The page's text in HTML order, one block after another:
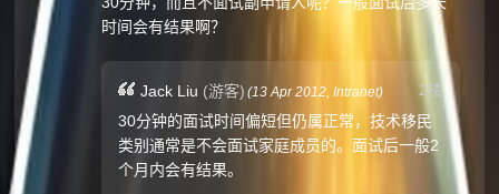
时间会有结果啊？
2楼
Jack Liu (游客) (13 Apr 2012,Intranet)
30分钟的面试时间偏短但仍属正常，技术移民
类别通常是不会面试家庭成员的。面试后一般2
个月内会有结果。